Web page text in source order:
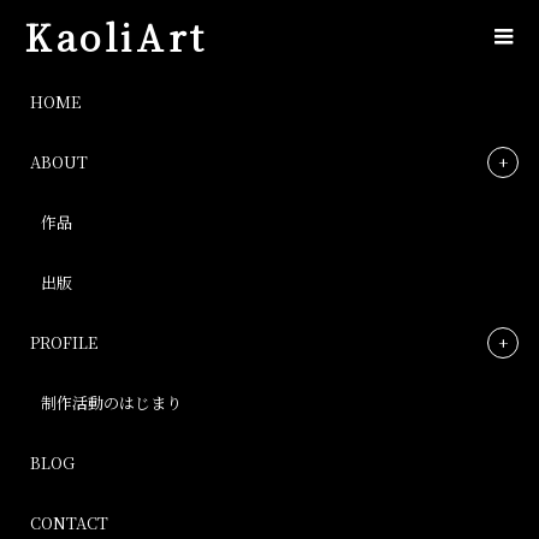
KaoliArt
HOME
ABOUT
作品
出版
PROFILE
制作活動のはじまり
BLOG
CONTACT
IMG_4602
Post